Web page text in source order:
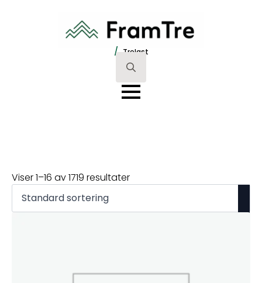
/ Trelast
Search
for:
Viser 1–16 av 1719 resultater